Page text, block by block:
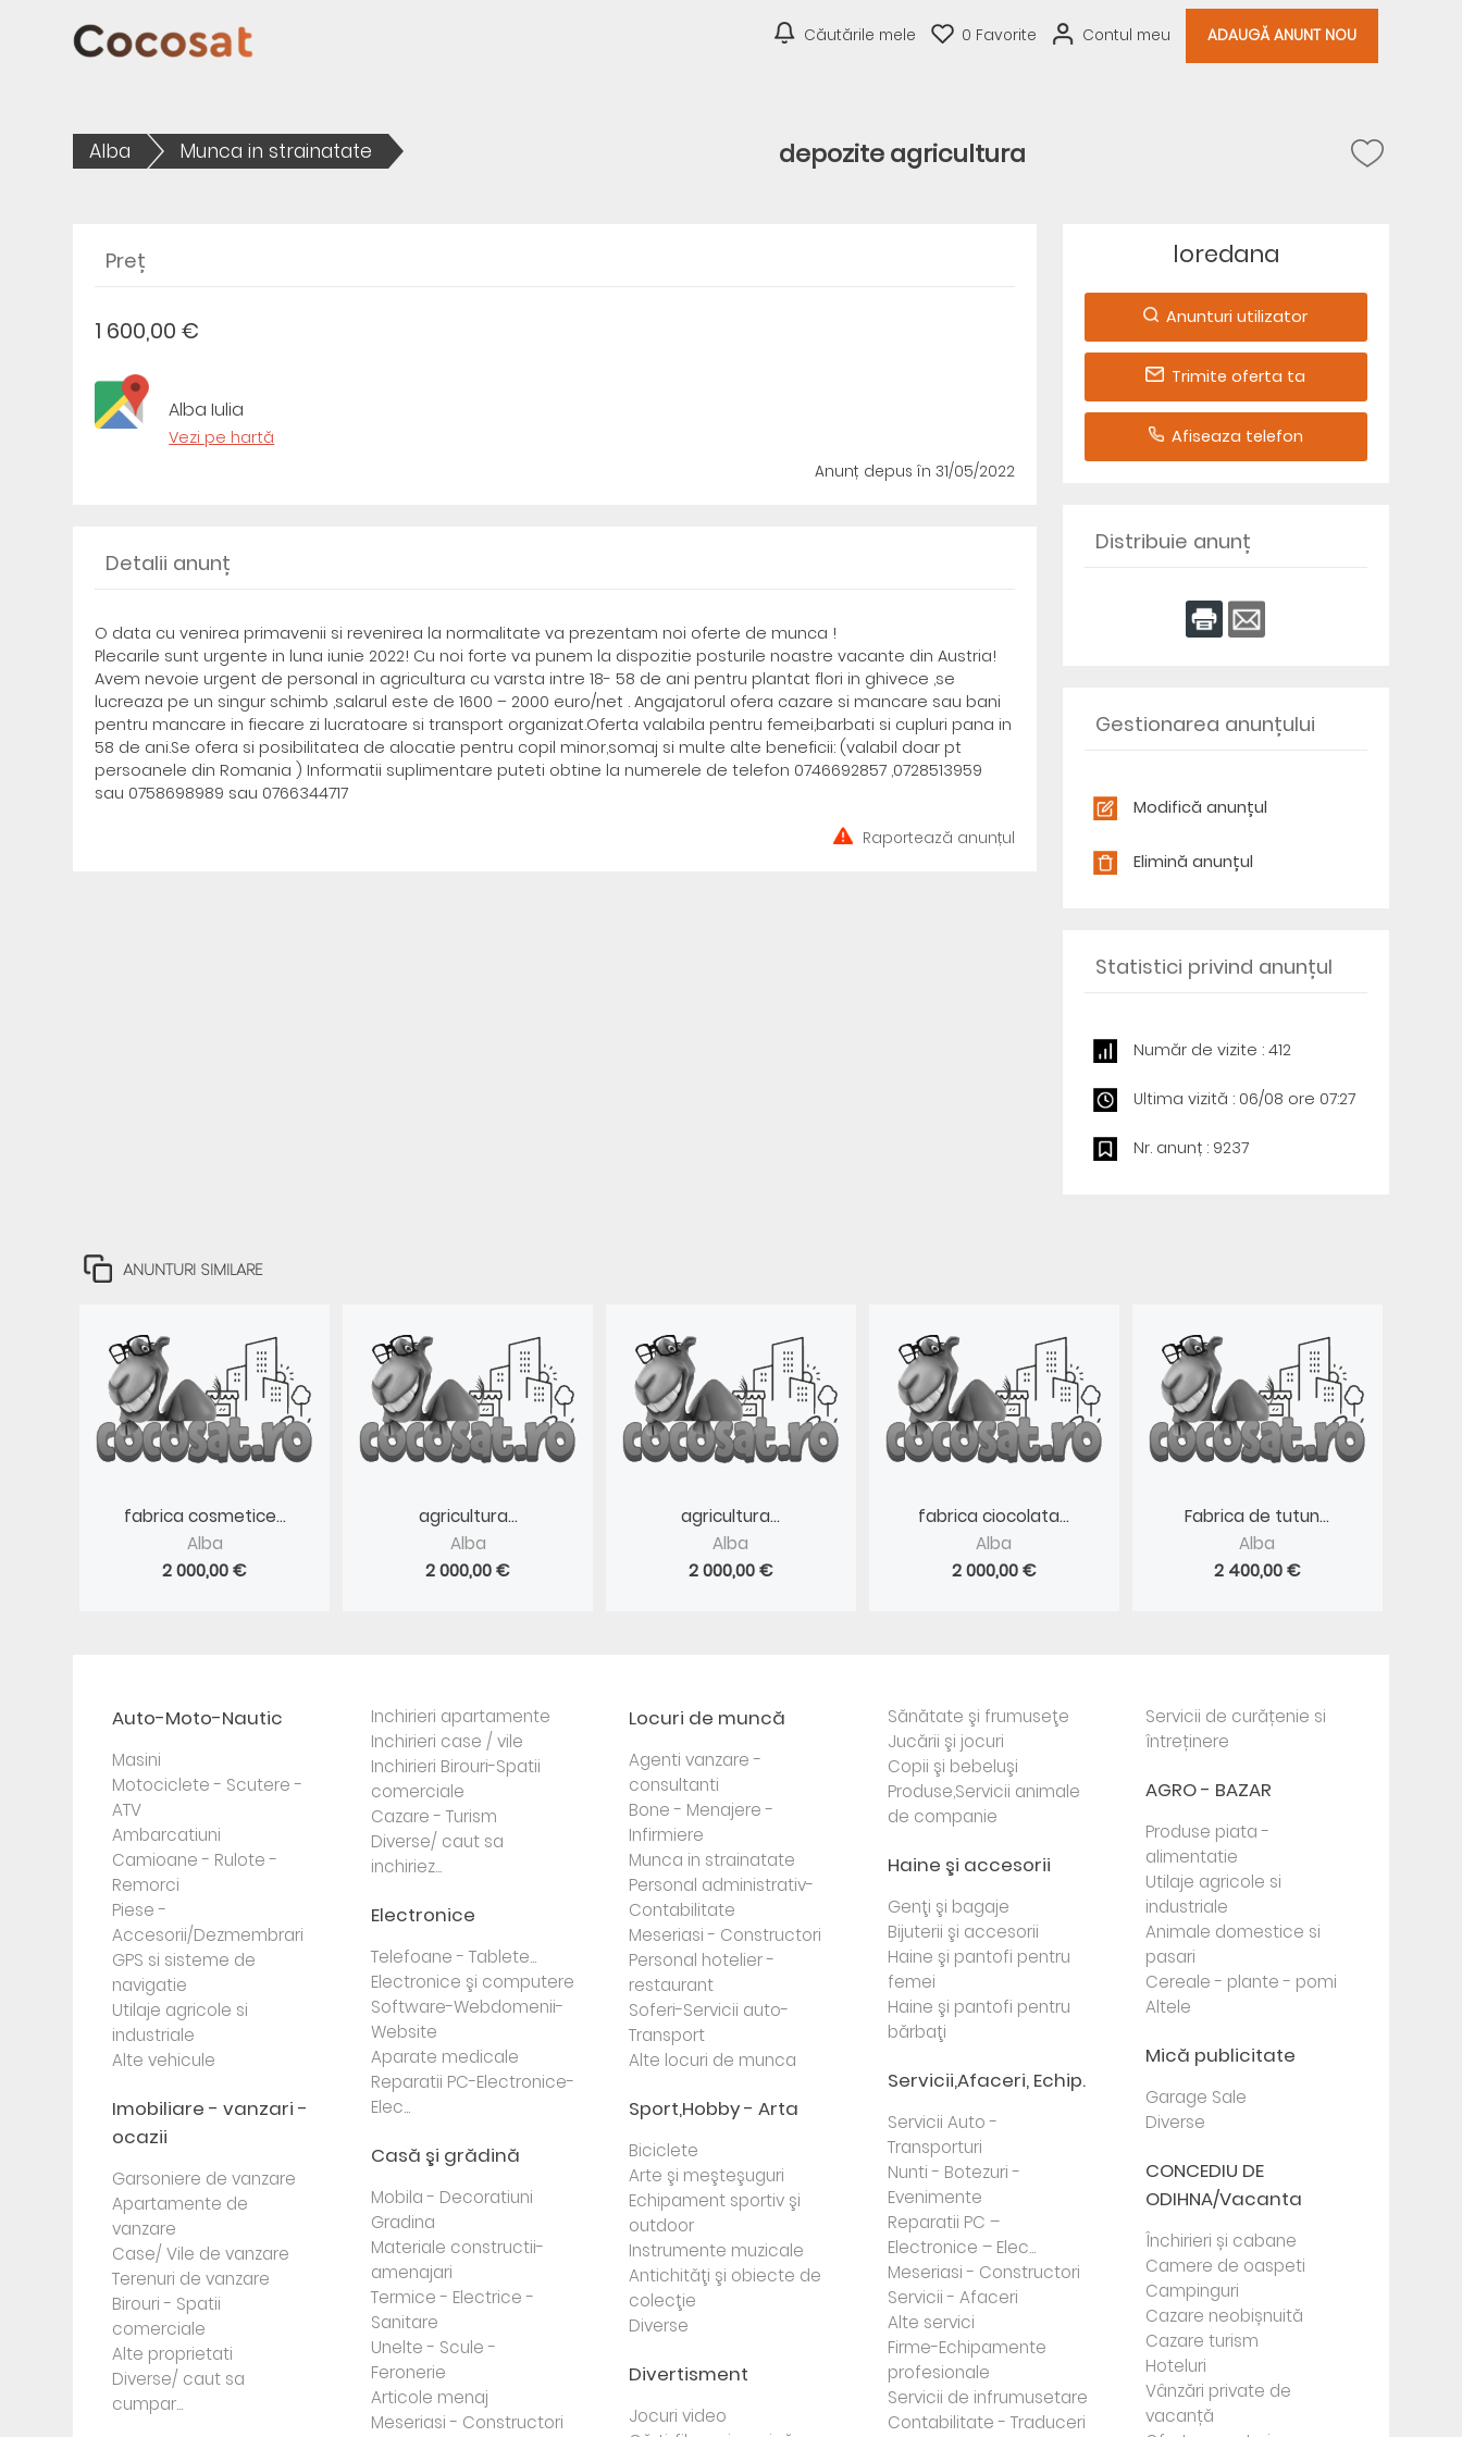
Căutările mele 0 Favorite Contul meu ADAUGĂ ANUNT NOU
Alba Munca in strainatate depozite agricultura
Preț
1 600,00 €
Alba Iulia
Vezi pe hartă
Anunț depus în 31/05/2022
Detalii anunț
O data cu venirea primavenii si revenirea la normalitate va prezentam noi oferte de munca !
Plecarile sunt urgente in luna iunie 2022! Cu noi forte va punem la dispozitie posturile noastre vacante din Austria!
Avem nevoie urgent de personal in agricultura cu varsta intre 18- 58 de ani pentru plantat flori in ghivece ,se
lucreaza pe un singur schimb ,salarul este de 1600 – 2000 euro/net . Angajatorul ofera cazare si mancare sau bani
pentru mancare in fiecare zi lucratoare si transport organizat.Oferta valabila pentru femei,barbati si cupluri pana in
58 de ani.Se ofera si posibilitatea de alocatie pentru copil minor,somaj si multe alte beneficii: (valabil doar pt
persoanele din Romania ) Informatii suplimentare puteti obtine la numerele de telefon 0746692857 ,0728513959
sau 0758698989 sau 0766344717
Raportează anunțul
loredana
Anunturi utilizator
Trimite oferta ta
Afiseaza telefon
Distribuie anunț
Gestionarea anunțului
Modifică anunțul
Elimină anunțul
Statistici privind anunțul
Număr de vizite : 412
Ultima vizită : 06/08 ore 07:27
Nr. anunț : 9237
ANUNTURI SIMILARE
fabrica cosmetice...
Alba
2 000,00 €
agricultura...
Alba
2 000,00 €
agricultura...
Alba
2 000,00 €
fabrica ciocolata...
Alba
2 000,00 €
Fabrica de tutun...
Alba
2 400,00 €
Auto-Moto-Nautic
Masini
Motociclete - Scutere -
ATV
Ambarcatiuni
Camioane - Rulote -
Remorci
Piese -
Accesorii/Dezmembrari
GPS si sisteme de
navigatie
Utilaje agricole si
industriale
Alte vehicule
Imobiliare - vanzari -
ocazii
Garsoniere de vanzare
Apartamente de
vanzare
Case/ Vile de vanzare
Terenuri de vanzare
Birouri - Spatii
comerciale
Alte proprietati
Diverse/ caut sa
cumpar...
Inchirieri apartamente
Inchirieri case / vile
Inchirieri Birouri-Spatii
comerciale
Cazare - Turism
Diverse/ caut sa
inchiriez...
Electronice
Telefoane - Tablete...
Electronice şi computere
Software-Webdomenii-
Website
Aparate medicale
Reparatii PC-Electronice-
Elec...
Casă şi grădină
Mobila - Decoratiuni
Gradina
Materiale constructii-
amenajari
Termice - Electrice -
Sanitare
Unelte - Scule -
Feronerie
Articole menaj
Meseriasi - Constructori
Locuri de muncă
Agenti vanzare -
consultanti
Bone - Menajere -
Infirmiere
Munca in strainatate
Personal administrativ-
Contabilitate
Meseriasi - Constructori
Personal hotelier -
restaurant
Soferi-Servicii auto-
Transport
Alte locuri de munca
Sport,Hobby - Arta
Biciclete
Arte şi meşteşuguri
Echipament sportiv şi
outdoor
Instrumente muzicale
Antichităţi şi obiecte de
colecţie
Diverse
Divertisment
Jocuri video
Sănătate şi frumuseţe
Jucării şi jocuri
Copii şi bebeluşi
Produse,Servicii animale
de companie
Haine şi accesorii
Genţi şi bagaje
Bijuterii şi accesorii
Haine şi pantofi pentru
femei
Haine şi pantofi pentru
bărbaţi
Servicii,Afaceri, Echip.
Servicii Auto -
Transporturi
Nunti - Botezuri -
Evenimente
Reparatii PC –
Electronice – Elec...
Meseriasi - Constructori
Servicii - Afaceri
Alte servici
Firme-Echipamente
profesionale
Servicii de infrumusetare
Contabilitate - Traduceri
Servicii de curățenie si
întreținere
AGRO - BAZAR
Produse piata -
alimentatie
Utilaje agricole si
industriale
Animale domestice si
pasari
Cereale - plante - pomi
Altele
Mică publicitate
Garage Sale
Diverse
CONCEDIU DE
ODIHNA/Vacanta
Închirieri și cabane
Camere de oaspeti
Campinguri
Cazare neobișnuită
Cazare turism
Hoteluri
Vânzări private de
vacanță